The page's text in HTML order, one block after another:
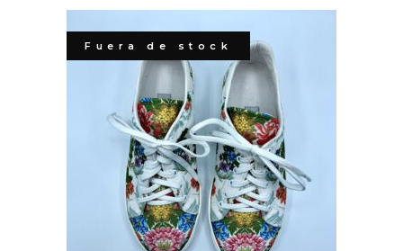
Fuera de stock